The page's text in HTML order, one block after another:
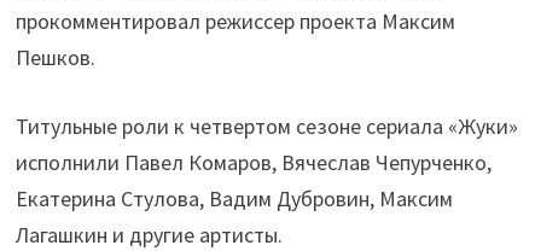
прокомментировал режиссер проекта Максим
Пешков.
Титульные роли к четвертом сезоне сериала «Жуки»
исполнили Павел Комаров, Вячеслав Чепурченко,
Екатерина Стулова, Вадим Дубровин, Максим
Лагашкин и другие артисты.